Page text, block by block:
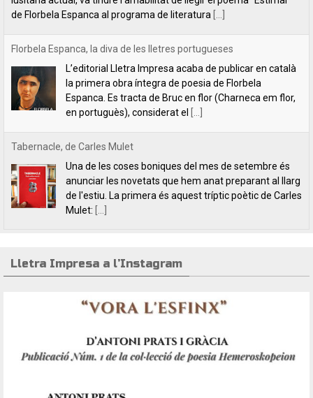
Tabernacle, de Carles Mulet
Una de les coses boniques del mes de setembre és
anunciar les novetats que hem anat preparant al llarg
de l'estiu. La primera és aquest tríptic poètic de Carles
Mulet:[...]
Lletra Impresa aposta per la poesia en clau feminista amb motiu
del 8 de Març
L’editorial Lletra Impresa Edicions acaba de publicar
dos títols de poesia que aposten, clarament i sense
fissures, per autores feministes. D’una banda, han
tret a la llum editorial el poemari
Lletra Impresa a l’Instagram